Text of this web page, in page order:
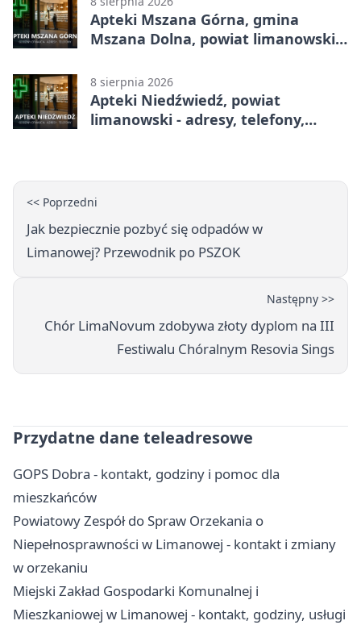
Apteki Mszana Górna, gmina
Mszana Dolna, powiat limanowski -
8 sierpnia 2026
Apteki Niedźwiedź, powiat
limanowski - adresy, telefony,
<< Poprzedni
Jak bezpiecznie pozbyć się odpadów w
Limanowej? Przewodnik po PSZOK
Następny >>
Chór LimaNovum zdobywa złoty dyplom na III
Festiwalu Chóralnym Resovia Sings
Przydatne dane teleadresowe
GOPS Dobra - kontakt, godziny i pomoc dla
mieszkańców
Powiatowy Zespół do Spraw Orzekania o
Niepełnosprawności w Limanowej - kontakt i zmiany
w orzekaniu
Miejski Zakład Gospodarki Komunalnej i
Mieszkaniowej w Limanowej - kontakt, godziny, usługi